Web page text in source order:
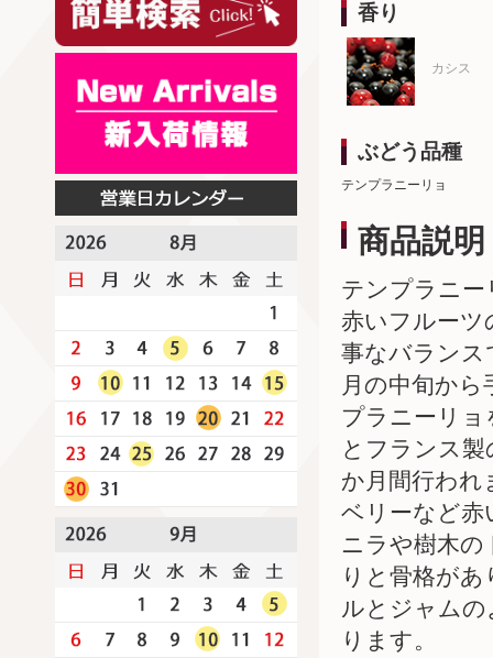
香り
カシス
ぶどう品種
テンプラニーリョ
商品説明
テンプラニー
赤いフルーツ
事なバランス
月の中旬か
プラニーリ
とフランス
か月間行われ
ベリーなど赤
ニラや樹木の
りと骨格が
ルとジャム
ります。